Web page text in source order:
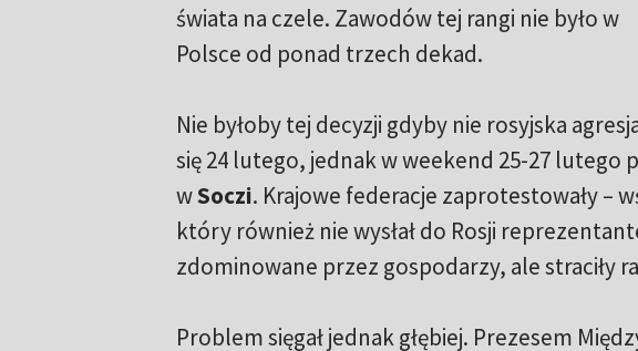
świata na czele. Zawodów tej rangi nie było w
Polsce od ponad trzech dekad.
Nie byłoby tej decyzji gdyby nie rosyjska
się 24 lutego, jednak w weekend 25-27
wSoczi. Krajowe federacje zaprotestowały –
który również nie wysłał do Rosji
zdominowane przez gospodarzy, ale straciły
Problem sięgał jednak głębiej. Prezesem